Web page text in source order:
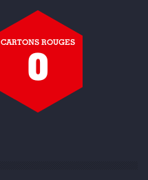
CARTONS ROUGES
0